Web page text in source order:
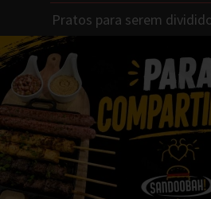
Pratos para serem